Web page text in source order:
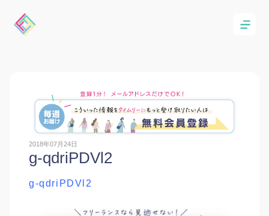
2018年07月24日
g-qdriPDVl2
g-qdriPDVl2